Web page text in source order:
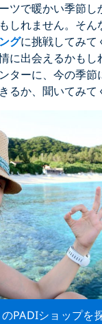
ツで暖かい季節し
しれません。そん
グに挑戦してみて
に出会えるかもし
ターに、今の季節
るか、聞いてみて
PADIショップを